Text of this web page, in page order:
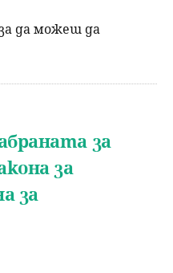
да можеш да
за
за
за